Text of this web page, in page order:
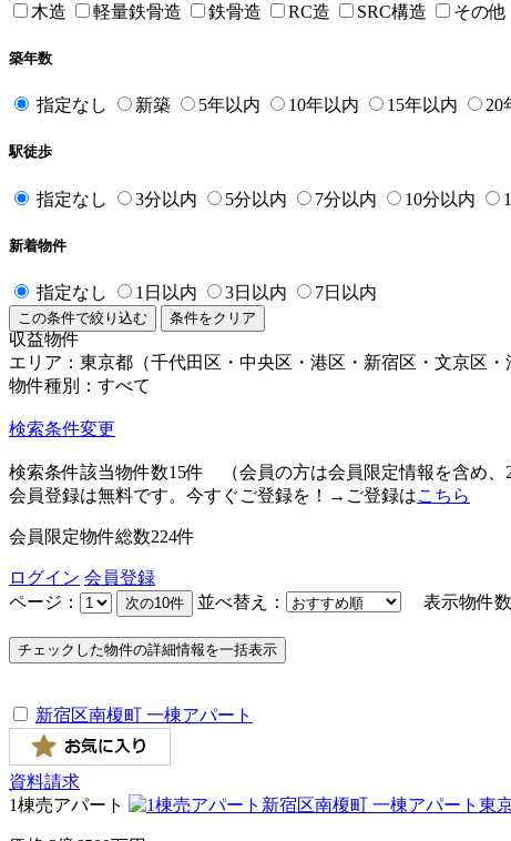
木造 軽量鉄骨造 鉄骨造 RC造 SRC構造 その他
築年数
指定なし 新築 5年以内 10年以内 15年以内 20
駅徒歩
指定なし 3分以内 5分以内 7分以内 10分以内
新着物件
指定なし 1日以内 3日以内 7日以内
この条件で絞り込む 条件をクリア
検索条件
収益物件
エリア：東京都（千代田区・中央区・港区・新宿区・文京区・
物件種別：すべて
検索条件変更
検索条件該当物件数15件 （会員の方は会員限定情報を含め、
会員登録は無料です。今すぐご登録を！→ご登録はこちら
会員限定物件総数224件
ログイン 会員登録
ページ：
並べ替え： 表示物件数
新宿区南榎町 一棟アパート
資料請求
1棟売アパート